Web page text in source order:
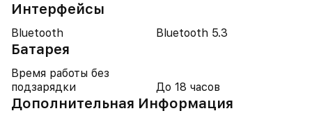
Интерфейсы
Bluetooth Bluetooth 5.3
Батарея
Время работы без
подзарядки
До 18 часов
Дополнительная Информация